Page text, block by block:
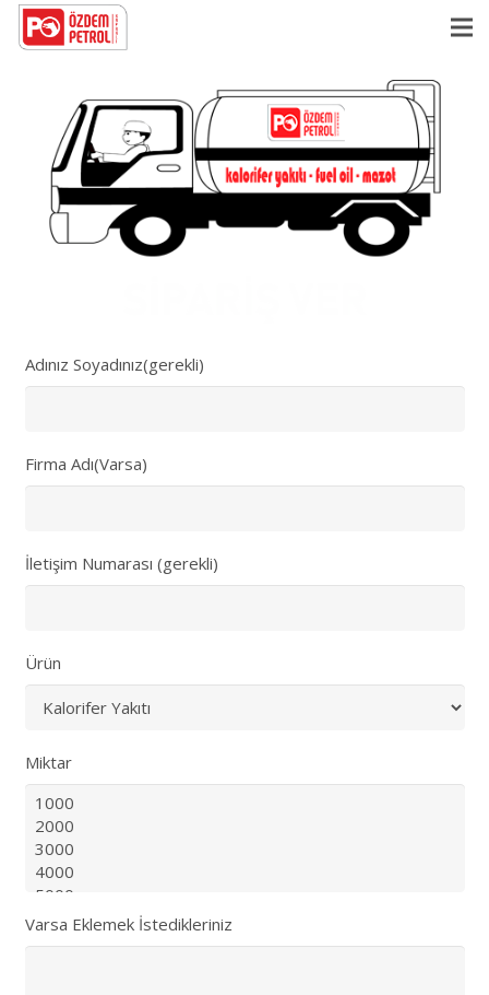
Adınız Soyadınız(gerekli)
Firma Adı(Varsa)
İletişim Numarası (gerekli)
Ürün
Miktar
Varsa Eklemek İstedikleriniz